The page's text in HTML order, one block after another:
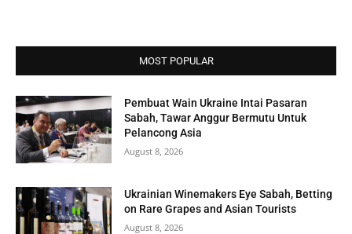
MOST POPULAR
Pembuat Wain Ukraine Intai Pasaran
Sabah, Tawar Anggur Bermutu Untuk
Pelancong Asia
August 8, 2026
Ukrainian Winemakers Eye Sabah, Betting
on Rare Grapes and Asian Tourists
August 8, 2026